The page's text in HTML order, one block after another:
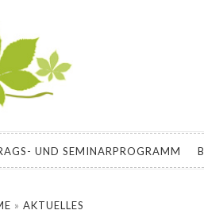
GÄRTNERN,
UND SEMINARPROGRAMM
»AKTUELLES